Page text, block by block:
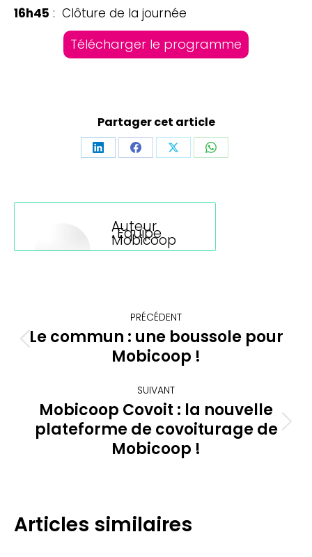
16h45 : Clôture de la journée
Télécharger le programme
Partager cet article
PartagerPartagerPartagerPartager
Auteur
:Equipe
Mobicoop
Navigation
article PRÉCÉDENT
Article
précédent
Le commun : une boussole pour
Mobicoop !
SUIVANT
Article
suivant
Mobicoop Covoit : la nouvelle
plateforme de covoiturage de
Mobicoop !
Articles similaires